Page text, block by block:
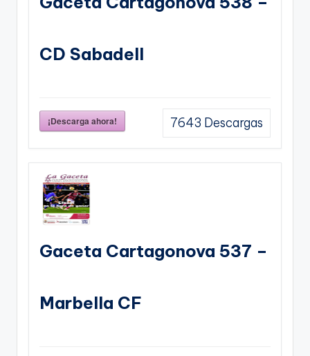
CD Sabadell
¡Descarga ahora! 7643 Descargas
Gaceta Cartagonova 537 –
Marbella CF